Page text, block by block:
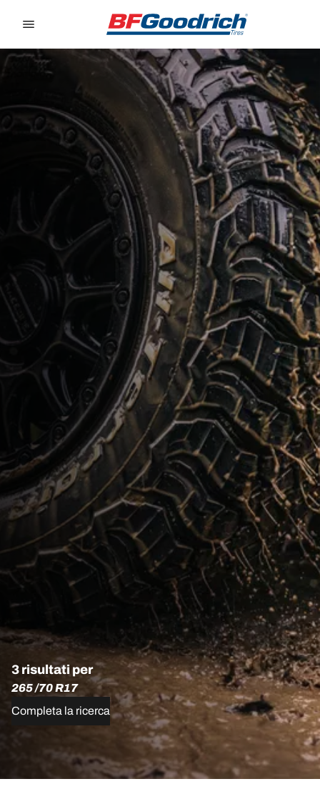
3 risultati per
265 /70 R17
Completa la ricerca